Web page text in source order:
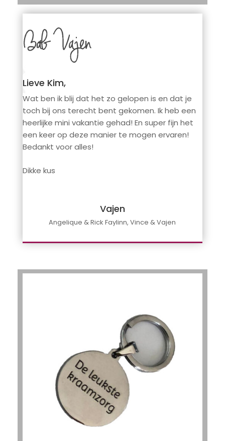
Lieve Kim,
Wat ben ik blij dat het zo gelopen is en dat je
toch bij ons terecht bent gekomen. Ik heb een
heerlijke mini vakantie gehad! En super fijn het
een keer op deze manier te mogen ervaren!
Bedankt voor alles!
Dikke kus
Vajen
Angelique & Rick Faylinn, Vince & Vajen